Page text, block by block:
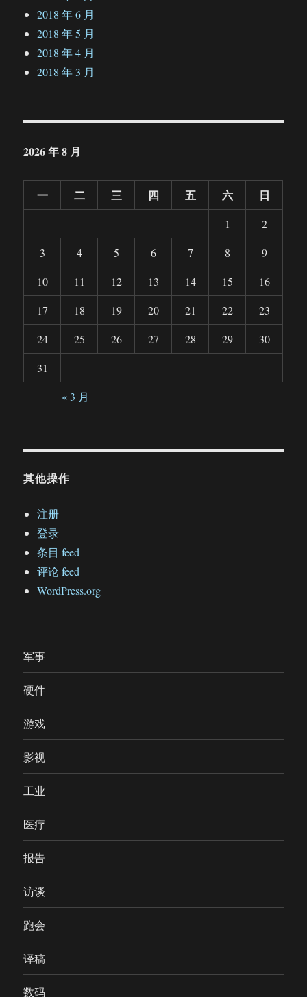
2018 年 6 月
2018 年 5 月
2018 年 4 月
2018 年 3 月
2026 年 8 月
一 二 三 四 五 六 日
1
2
3
4 5 6 7 8
9
10
11 12 13 14 15
16
17
18 19 20 21 22
23
24
25 26 27 28 29
30
31
« 3 月
其他操作
注册
登录
条目 feed
评论 feed
WordPress.org
军事
硬件
游戏
影视
工业
医疗
报告
访谈
跑会
译稿
数码